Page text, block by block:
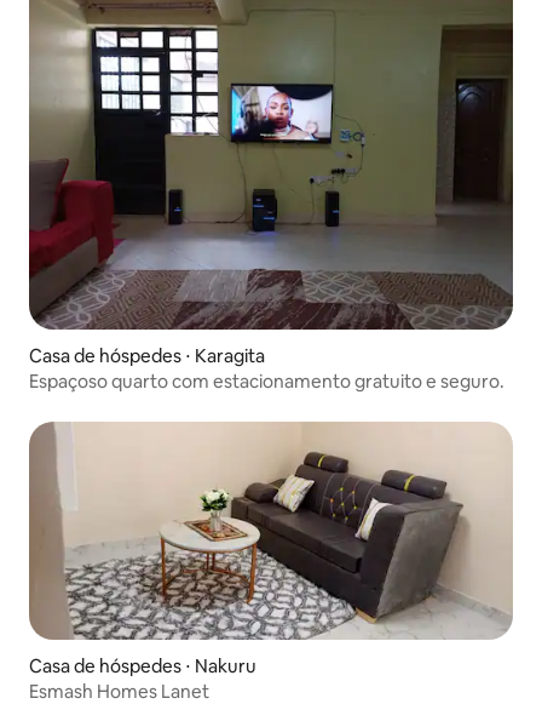
Casa de hóspedes ⋅ Karagita
Espaçoso quarto com estacionamento gratuito e seguro.
Casa de hóspedes ⋅ Nakuru
Esmash Homes Lanet